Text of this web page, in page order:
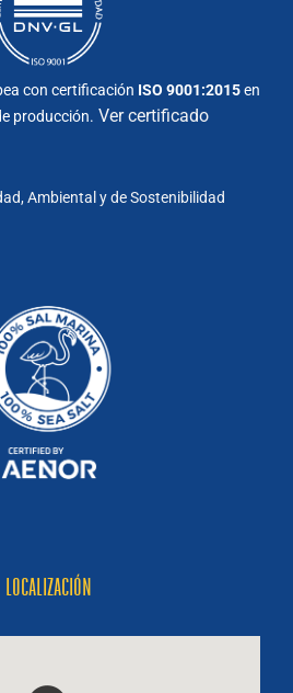
con certificación ISO 9001:2015en
producción. Ver certificado
Ambiental y de Sostenibilidad
LOCALIZACIÓN